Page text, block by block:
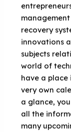
recovery
innovations
subjects
world of
have a place
very own
a glance,
all the
many